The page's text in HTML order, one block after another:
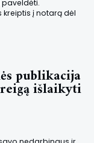
į notarą dėl
publikacija
išlaikyti